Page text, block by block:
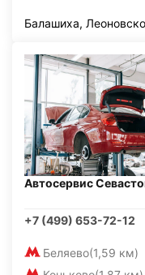
Балашиха,
Автосервис
+7 (499) 653-72-12
Беляево(1,59 км)